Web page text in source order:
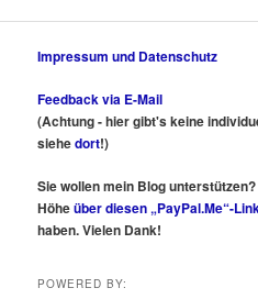
Impressum und Datenschutz
Feedback via E-Mail
(Achtung - hier gibt's keine
siehedort!)
Sie wollen mein Blog
Höheüber diesen „PayPal.Me“-
haben. Vielen Dank!
POWERED BY: